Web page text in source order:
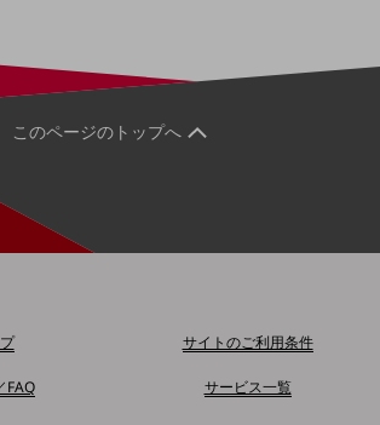
ーチャルショップ
このページのトップへ
サイトのご利用条件
FAQ サービス一覧